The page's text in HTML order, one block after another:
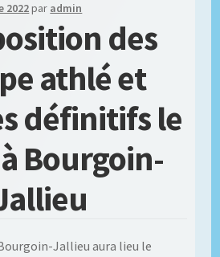
2022par admin
des
athlé et
définitifs le
Bourgoin-
Jallieu aura lieu le